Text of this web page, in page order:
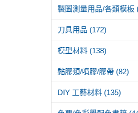
製圖測量用品/各類模板
刀具用品 (172)
模型材料 (138)
黏膠類/噴膠/膠帶 (82)
DIY 工藝材料 (135)